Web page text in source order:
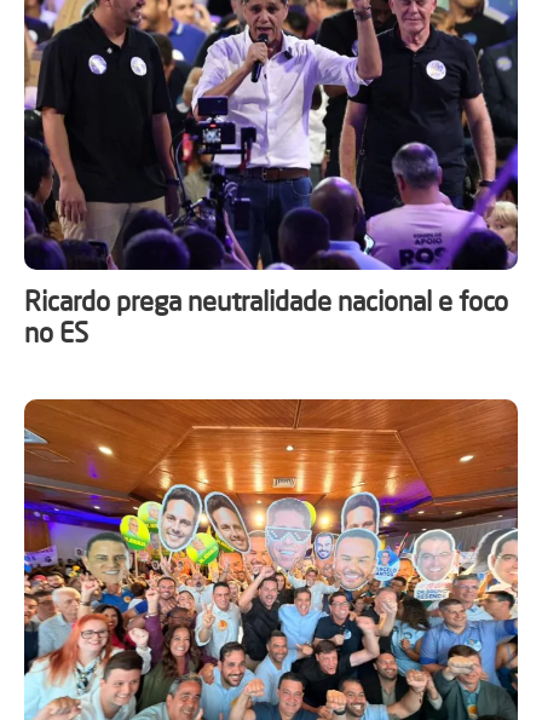
Ricardo prega neutralidade nacional e foco
no ES